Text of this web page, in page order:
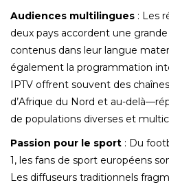
Audiences multilingues : Les
deux pays accordent une
contenus dans leur langue
également la programmation
IPTV offrent souvent des
d’Afrique du Nord et au-
de populations diverses et
Passion pour le sport : Du
1, les fans de sport européens
Les diffuseurs traditionnels